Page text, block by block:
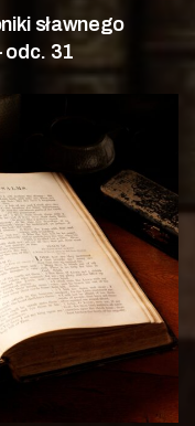
sławnego
odc. 31